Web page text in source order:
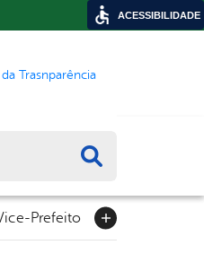
Trasnparência
Prefeito
ACESSIBILIDADE